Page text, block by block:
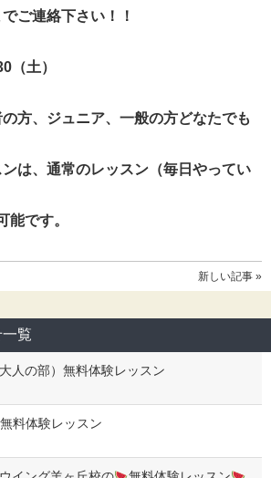
ご連絡下さい！！
（土）
方、ジュニア、一般の方どなたでも
は、通常のレッスン（毎日やってい
能です。
新しい記事 »
覧
人の部）無料体験レッスン
料体験レッスン